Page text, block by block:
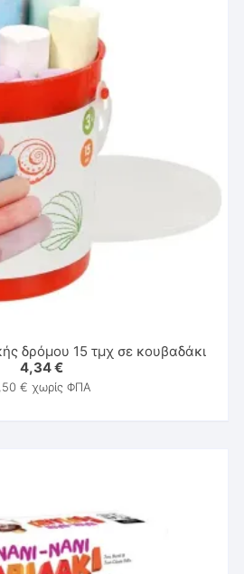
δρόμου 15 τμχ σε κουβαδάκι
4,34€
€ χωρίς ΦΠΑ